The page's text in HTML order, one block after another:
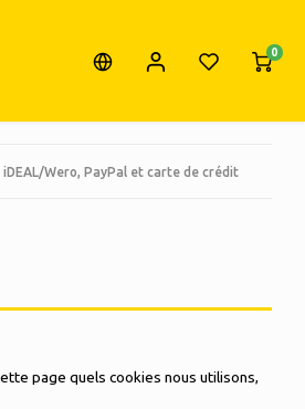
0
Wero, PayPal et carte de crédit
page quels cookies nous utilisons,